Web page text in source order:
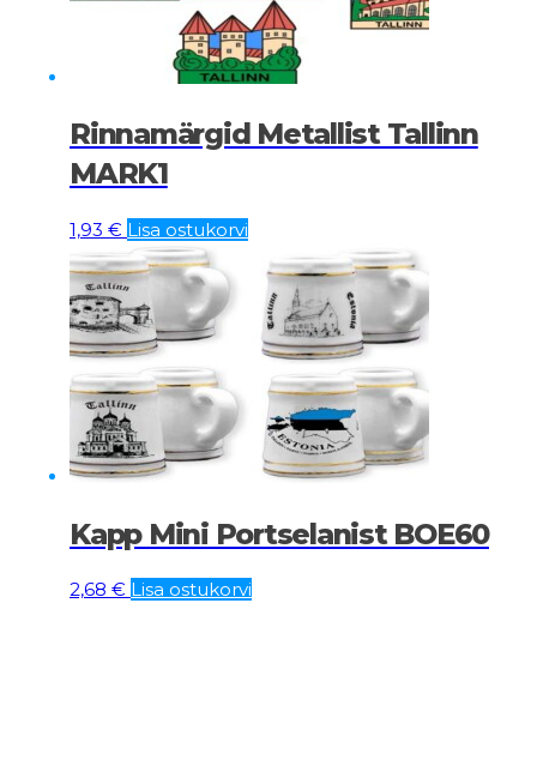
Rinnamärgid Metallist Tallinn
MARK1
1,93 € Lisa ostukorvi
Kapp Mini Portselanist BOE60
2,68 € Lisa ostukorvi